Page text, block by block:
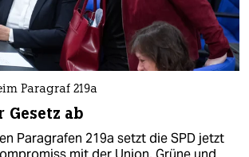
Paragraf 219a
Gesetz ab
Paragrafen 219a setzt die SPD jetzt